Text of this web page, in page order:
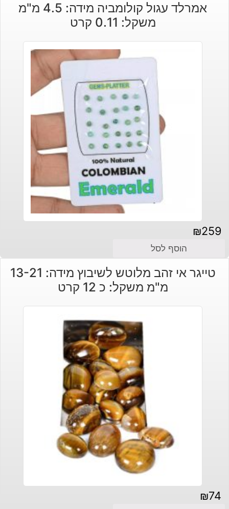
אמרלד עגול קולומביה מידה: 4.5 מ"מ
משקל: 0.11 קרט
₪259
הוסף לסל
טייגר אי זהב מלוטש לשיבוץ מידה: 13-21
מ"מ משקל: כ 12 קרט
₪74